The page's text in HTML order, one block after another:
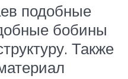
подобные
бобины
Также